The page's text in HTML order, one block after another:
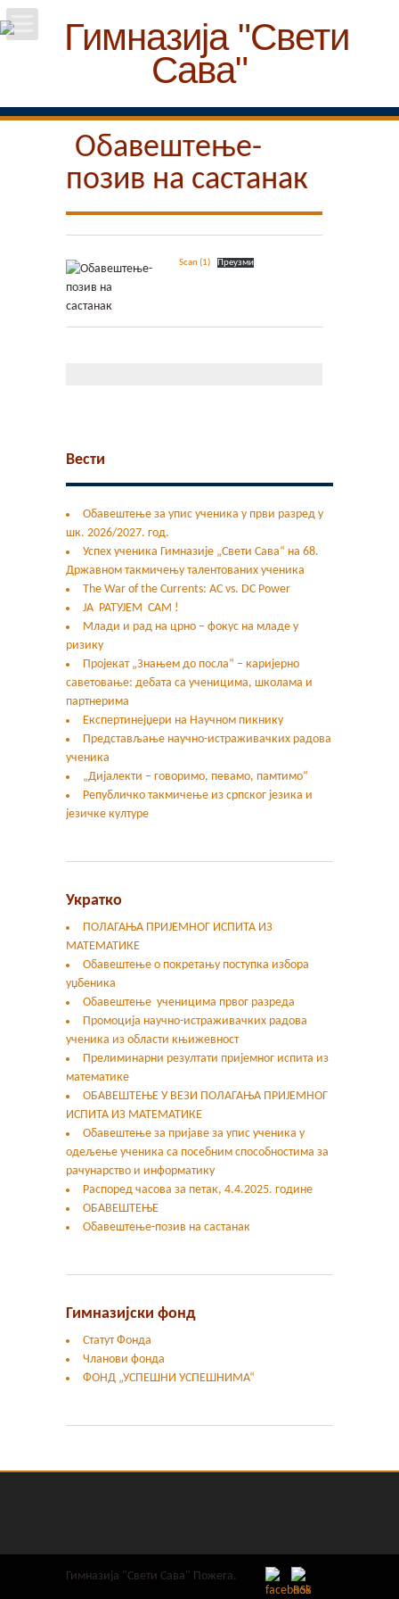
Ученици
Особље
Гимфест 14
Јавне набавке
Обавештење-
позив на састанак
Scan (1) Преузми
Вести
Обавештење за упис ученика у први разред у
шк. 2026/2027. год.
Успех ученика Гимназије „Свети Сава“ на 68.
Државном такмичењу талентованих ученика
The War of the Currents: AC vs. DC Power
ЈА РАТУЈЕМ САМ !
Млади и рад на црно – фокус на младе у
ризику
Пројекат „Знањем до посла“ – каријерно
саветовање: дебата са ученицима, школама и
партнерима
Експертинејџери на Научном пикнику
Представљање научно-истраживачких радова
ученика
„Дијалекти – говоримо, певамо, памтимо“
Републичко такмичење из српског језика и
језичке културе
Укратко
ПОЛАГАЊА ПРИЈЕМНОГ ИСПИТА ИЗ
МАТЕМАТИКЕ
Обавештење о покретању поступка избора
уџбеника
Обавештење ученицима првог разреда
Промоција научно-истраживачких радова
ученика из области књижевност
Прелиминарни резултати пријемног испита из
математике
ОБАВЕШТЕЊЕ У ВЕЗИ ПОЛАГАЊА ПРИЈЕМНОГ
ИСПИТА ИЗ МАТЕМАТИКЕ
Oбавештење за пријаве за упис ученика у
одељење ученика са посебним способностима за
рачунарство и информатику
Распоред часова за петак, 4.4.2025. године
ОБАВЕШТЕЊЕ
Обавештење-позив на састанак
Гимназијски фонд
Статут Фонда
Чланови фонда
ФОНД „УСПЕШНИ УСПЕШНИМА“
Гимназија "Свети Сава" Пожега.